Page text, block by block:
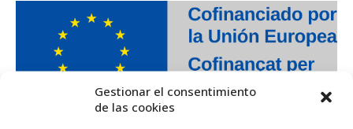
Gestionar el consentimiento
de las cookies